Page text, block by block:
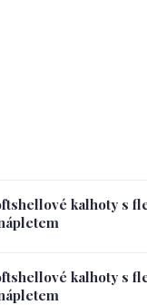
kalhoty s
kalhoty s